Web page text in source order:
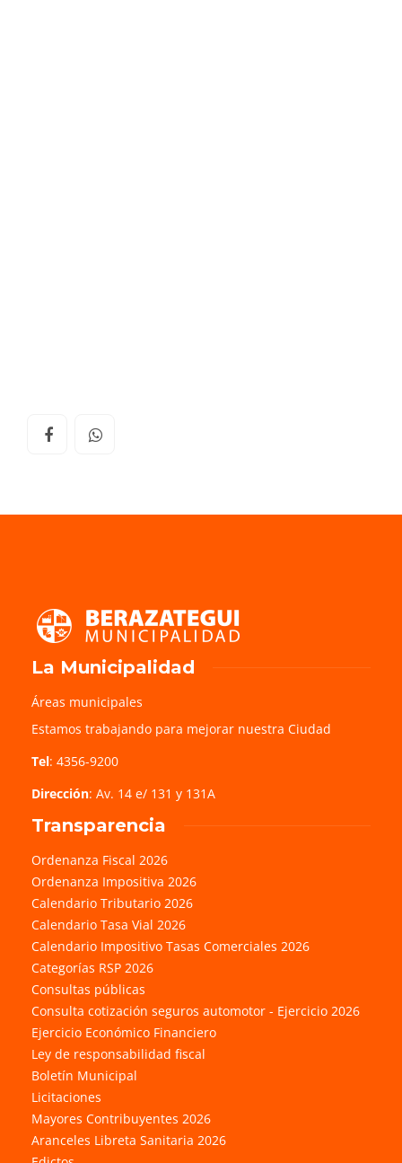
La Municipalidad
Áreas municipales
Estamos trabajando para mejorar nuestra Ciudad
Tel: 4356-9200
Dirección: Av. 14 e/ 131 y 131A
Transparencia
Ordenanza Fiscal 2026
Ordenanza Impositiva 2026
Calendario Tributario 2026
Calendario Tasa Vial 2026
Calendario Impositivo Tasas Comerciales 2026
Categorías RSP 2026
Consultas públicas
Consulta cotización seguros automotor - Ejercicio 2026
Ejercicio Económico Financiero
Ley de responsabilidad fiscal
Boletín Municipal
Licitaciones
Mayores Contribuyentes 2026
Aranceles Libreta Sanitaria 2026